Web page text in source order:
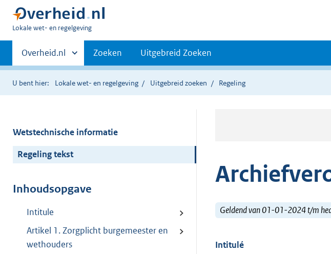
U
hier:
Lokale wet- en regelgeving
Primaire
navigatie
Andere
sites
binnen
Overheid.nl Zoeken Uitgebreid Zoeken
U bent hier: Lokale wet- en regelgeving Uitgebreid zoeken Regeling
Wetstechnische informatie
Regeling tekst
Inhoudsopgave
Intitule
Artikel 1. Zorgplicht burgemeester en
wethouders
Geldend van 01-01-2024 t/m
Intitulé